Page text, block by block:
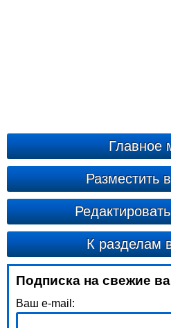
Главное
Разместить
К разделам
Подписка на свежие
Ваш e-mail: